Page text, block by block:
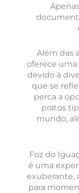
Além das
oferece
devido à
que se
perca a
pratos
mundo,
Foz do
é uma
exuberante,
para